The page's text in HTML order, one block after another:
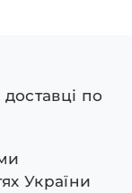
по
України